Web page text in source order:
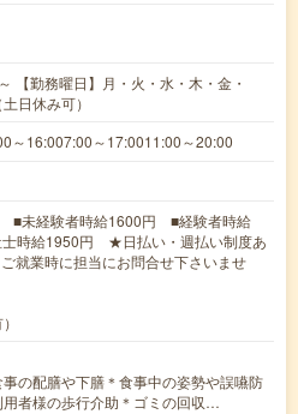
【勤務曜日】月・火・水・木・金・
日休み可）
～16:007:00～17:0011:00～20:00
■未経験者時給1600円 ■経験者時給
時給1950円 ★日払い・週払い制度あ
就業時に担当にお問合せ下さいませ
事の配膳や下膳＊食事中の姿勢や誤嚥防
用者様の歩行介助＊ゴミの回収…